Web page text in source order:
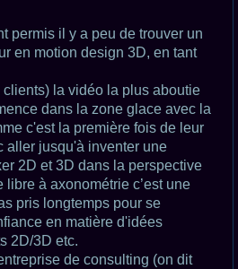
permis il y a peu de trouver un
en motion design 3D, en tant
la vidéo la plus aboutie
dans la zone glace avec la
c'est la première fois de leur
aller jusqu'à inventer une
2D et 3D dans la perspective
libre à axonométrie c’est une
pris longtemps pour se
en matière d'idées
2D/3D etc.
de consulting (on dit